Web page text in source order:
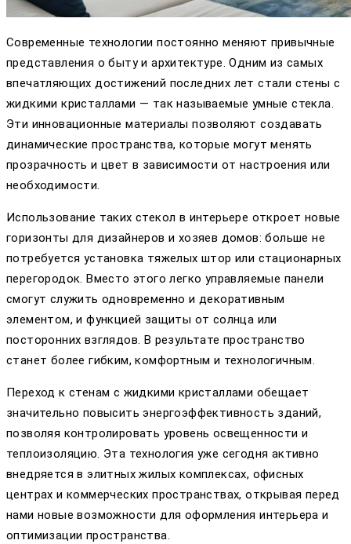
Современные технологии постоянно меняют привычные
представления о быту и архитектуре. Одним из самых
впечатляющих достижений последних лет стали стены с
жидкими кристаллами — так называемые умные стекла.
Эти инновационные материалы позволяют создавать
динамические пространства, которые могут менять
прозрачность и цвет в зависимости от настроения или
необходимости.
Использование таких стекол в интерьере откроет новые
горизонты для дизайнеров и хозяев домов: больше не
потребуется установка тяжелых штор или стационарных
перегородок. Вместо этого легко управляемые панели
смогут служить одновременно и декоративным
элементом, и функцией защиты от солнца или
посторонних взглядов. В результате пространство
станет более гибким, комфортным и технологичным.
Переход к стенам с жидкими кристаллами обещает
значительно повысить энергоэффективность зданий,
позволяя контролировать уровень освещенности и
теплоизоляцию. Эта технология уже сегодня активно
внедряется в элитных жилых комплексах, офисных
центрах и коммерческих пространствах, открывая перед
нами новые возможности для оформления интерьера и
оптимизации пространства.